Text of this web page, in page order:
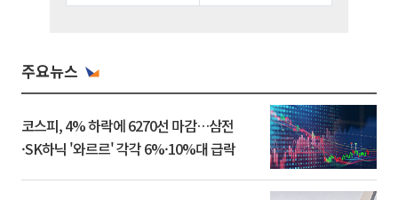
주요뉴스
코스피, 4% 하락에 6270선 마감…삼전
·SK하닉 '와르르' 각각 6%·10%대 급락